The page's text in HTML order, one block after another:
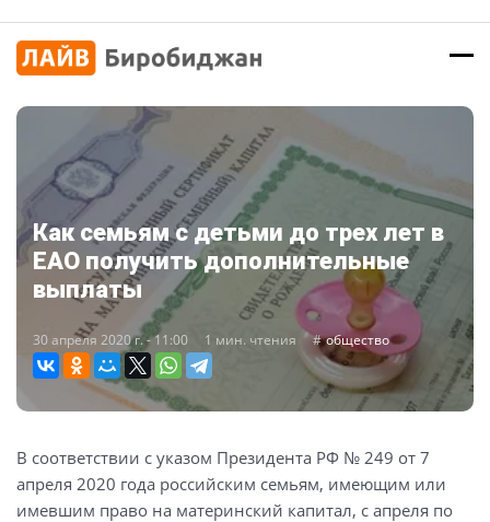
Как семьям с детьми до трех лет в
ЕАО получить дополнительные
выплаты
30 апреля 2020 г. - 11:00 1 мин. чтения общество
В соответствии с указом Президента РФ № 249 от 7
апреля 2020 года российским семьям, имеющим или
имевшим право на материнский капитал, с апреля по